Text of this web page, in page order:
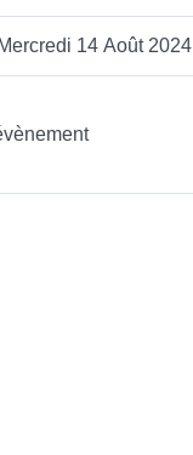
Mercredi 14 Août 2024